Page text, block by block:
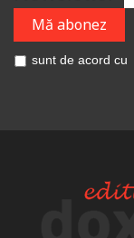
sunt de acord cu